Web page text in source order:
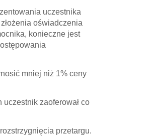
uczestnika
oświadczenia
konieczne jest
mniej niż 1% ceny
zaoferował co
przetargu.